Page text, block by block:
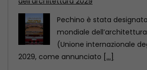
Cina: potenza manifatturiera del
opportunità a livello globale
La Cina non è soltanto
manifatturiera, ma
importante mercato di